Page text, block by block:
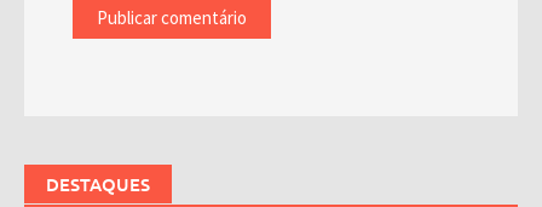
DESTAQUES